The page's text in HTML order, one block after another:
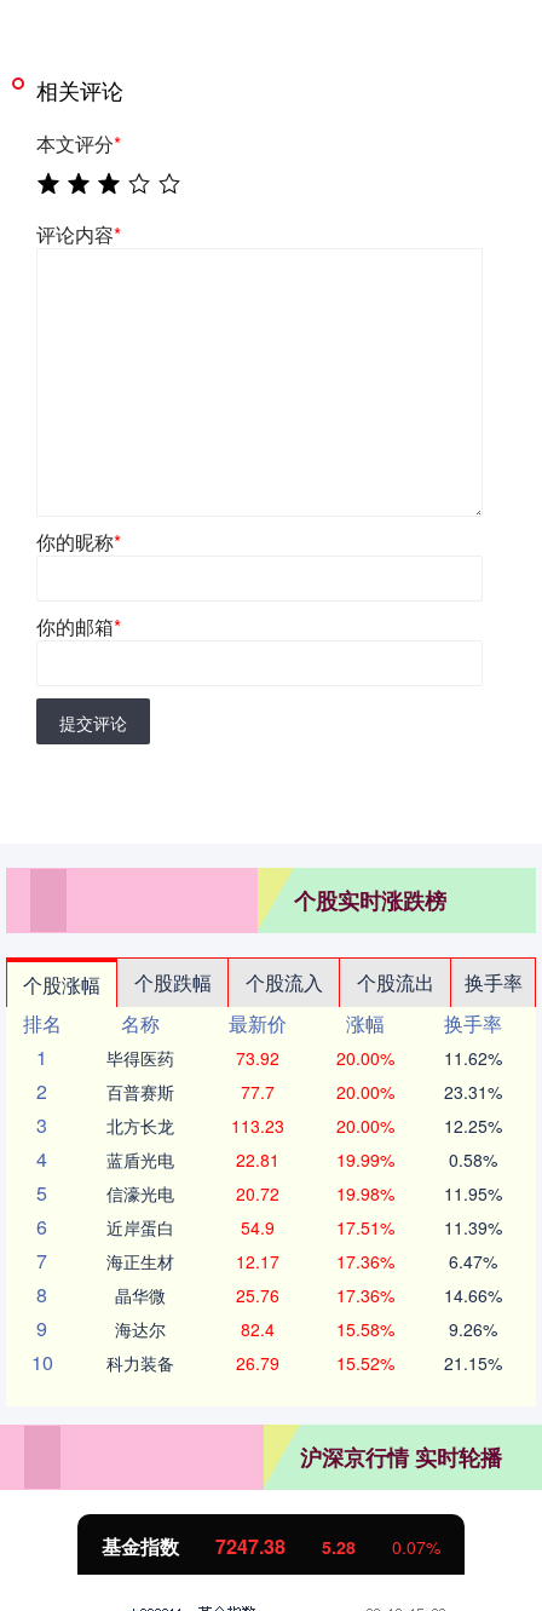
相关评论
本文评分*
评论内容*
你的昵称*
你的邮箱*
提交评论
个股实时涨跌榜
个股涨幅 个股跌幅 个股流入 个股流出
换手率
排名
名称 最新价 涨幅
换手率
1
毕得医药 73.92 20.00% 11.62%
2 百普赛斯 77.7 20.00% 23.31%
3 北方长龙 113.23 20.00% 12.25%
4 蓝盾光电 22.81 19.99% 0.58%
5 信濠光电 20.72 19.98% 11.95%
6 近岸蛋白 54.9 17.51% 11.39%
7 海正生材 12.17 17.36% 6.47%
8 晶华微 25.76 17.36% 14.66%
9 海达尔 82.4 15.58% 9.26%
10 科力装备 26.79 15.52% 21.15%
沪深京行情 实时轮播
基金指数 7247.38 5.28 0.07%